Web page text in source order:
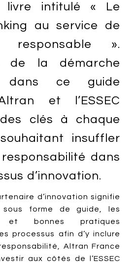
livre intitulé « Le
au service de
responsable ».
de la démarche
dans ce guide
et l’ESSEC
clés à chaque
insuffler
dans
d’innovation.
d’innovation signifie
sous forme de guide, les
et bonnes pratiques
processus afin d’y inclure
Altran France
aux côtés de l’ESSEC